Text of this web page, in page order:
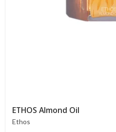
ETHOS Almond Oil
Ethos